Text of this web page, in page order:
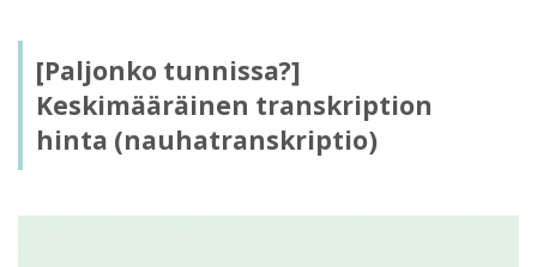
[Paljonko tunnissa?]
Keskimääräinen transkription
hinta (nauhatranskriptio)